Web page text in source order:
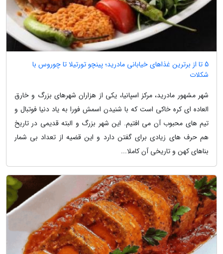
5 تا از برترین غذاهای خیابانی مادرید؛ پینچو تورتیلا تا چوروس با
شکلات
شهر مشهور مادرید، مرکز اسپانیا، یکی از هزاران شهرهای بزرگ و خارق
العاده ای کره خاکی است که با شنیدن اسمش فورا به یاد دنیا فوتبال و
تیم های محبوب آن می افتیم. این شهر بزرگ و البته قدیمی در تاریخ
هم حرف های زیادی برای گفتن دارد و این قضیه از تعداد بی شمار
بناهای کهن و تاریخی آن کاملا...